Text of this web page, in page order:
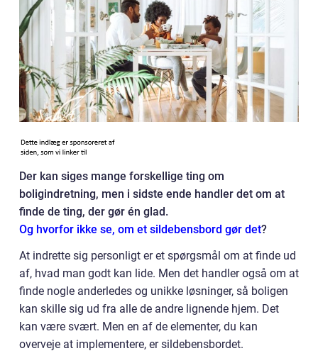
Der kan siges mange forskellige ting om
boligindretning, men i sidste ende handler det om at
finde de ting, der gør én glad.
Og hvorfor ikke se, om et sildebensbord gør det?
At indrette sig personligt er et spørgsmål om at finde ud
af, hvad man godt kan lide. Men det handler også om at
finde nogle anderledes og unikke løsninger, så boligen
kan skille sig ud fra alle de andre lignende hjem. Det
kan være svært. Men en af de elementer, du kan
overveje at implementere, er sildebensbordet.